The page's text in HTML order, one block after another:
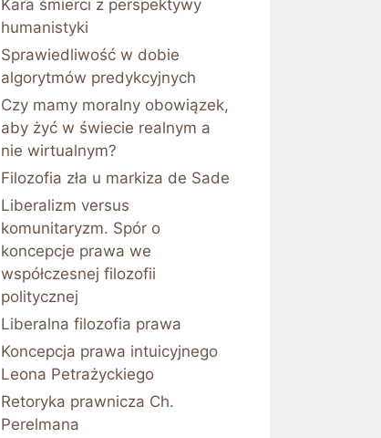
Kara śmierci z perspektywy
humanistyki
Sprawiedliwość w dobie
algorytmów predykcyjnych
Czy mamy moralny obowiązek,
aby żyć w świecie realnym a
nie wirtualnym?
Filozofia zła u markiza de Sade
Liberalizm versus
komunitaryzm. Spór o
koncepcje prawa we
współczesnej filozofii
politycznej
Liberalna filozofia prawa
Koncepcja prawa intuicyjnego
Leona Petrażyckiego
Retoryka prawnicza Ch.
Perelmana